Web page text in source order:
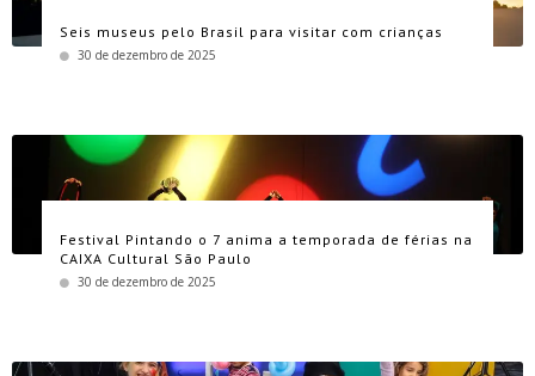
Seis museus pelo Brasil para visitar com crianças
30 de dezembro de 2025
Festival Pintando o 7 anima a temporada de férias na
CAIXA Cultural São Paulo
30 de dezembro de 2025